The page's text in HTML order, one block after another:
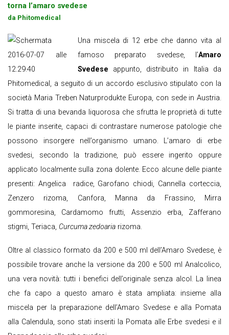
torna l’amaro svedese
da Phitomedical
Una miscela di 12 erbe che danno vita al
famoso preparato svedese, l’Amaro
Svedese appunto, distribuito in Italia da
Phitomedical, a seguito di un accordo esclusivo stipulato con la
società Maria Treben Naturprodukte Europa, con sede in Austria.
Si tratta di una bevanda liquorosa che sfrutta le proprietà di tutte
le piante inserite, capaci di contrastare numerose patologie che
possono insorgere nell’organismo umano. L’amaro di erbe
svedesi, secondo la tradizione, può essere ingerito oppure
applicato localmente sulla zona dolente. Ecco alcune delle piante
presenti: Angelica radice, Garofano chiodi, Cannella corteccia,
Zenzero rizoma, Canfora, Manna da Frassino, Mirra
gommoresina, Cardamomo frutti, Assenzio erba, Zafferano
stigmi, Teriaca, Curcuma zedoaria rizoma.
Oltre al classico formato da 200 e 500 ml dell’Amaro Svedese, è
possibile trovare anche la versione da 200 e 500 ml Analcolico,
una vera novità: tutti i benefici dell’originale senza alcol. La linea
che fa capo a questo amaro è stata ampliata: insieme alla
miscela per la preparazione dell’Amaro Svedese e alla Pomata
alla Calendula, sono stati inseriti la Pomata alle Erbe svedesi e il